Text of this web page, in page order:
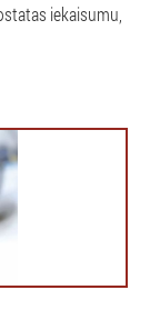
iekaisumu,